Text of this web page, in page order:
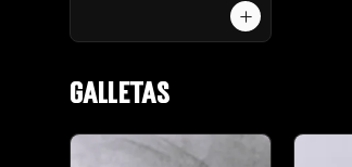
Galletas